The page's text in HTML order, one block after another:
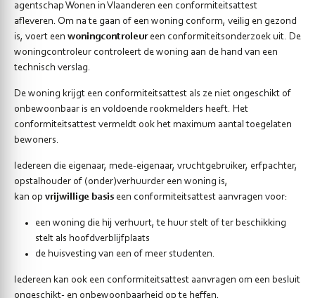
agentschap Wonen in Vlaanderen een conformiteitsattest
afleveren. Om na te gaan of een woning conform, veilig en gezond
is, voert een woningcontroleur een conformiteitsonderzoek uit. De
woningcontroleur controleert de woning aan de hand van een
technisch verslag.
De woning krijgt een conformiteitsattest als ze niet ongeschikt of
onbewoonbaar is en voldoende rookmelders heeft. Het
conformiteitsattest vermeldt ook het maximum aantal toegelaten
bewoners.
Iedereen die eigenaar, mede-eigenaar, vruchtgebruiker, erfpachter,
opstalhouder of (onder)verhuurder een woning is,
kan op vrijwillige basiseen conformiteitsattest aanvragen voor:
een woning die hij verhuurt, te huur stelt of ter beschikking
stelt als hoofdverblijfplaats
de huisvesting van een of meer studenten.
Iedereen kan ook een conformiteitsattest aanvragen om een besluit
ongeschikt- en onbewoonbaarheid op te heffen.